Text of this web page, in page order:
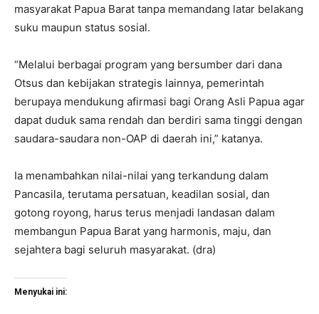
masyarakat Papua Barat tanpa memandang latar belakang
suku maupun status sosial.
“Melalui berbagai program yang bersumber dari dana
Otsus dan kebijakan strategis lainnya, pemerintah
berupaya mendukung afirmasi bagi Orang Asli Papua agar
dapat duduk sama rendah dan berdiri sama tinggi dengan
saudara-saudara non-OAP di daerah ini,” katanya.
Ia menambahkan nilai-nilai yang terkandung dalam
Pancasila, terutama persatuan, keadilan sosial, dan
gotong royong, harus terus menjadi landasan dalam
membangun Papua Barat yang harmonis, maju, dan
sejahtera bagi seluruh masyarakat. (dra)
Menyukai ini: